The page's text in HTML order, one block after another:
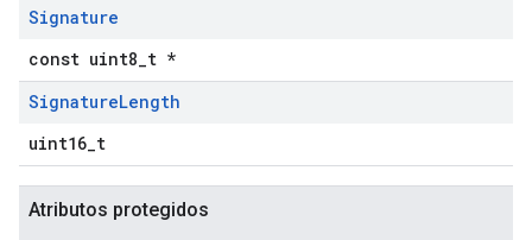
Signature
const uint8_t *
SignatureLength
uint16_t
Atributos protegidos